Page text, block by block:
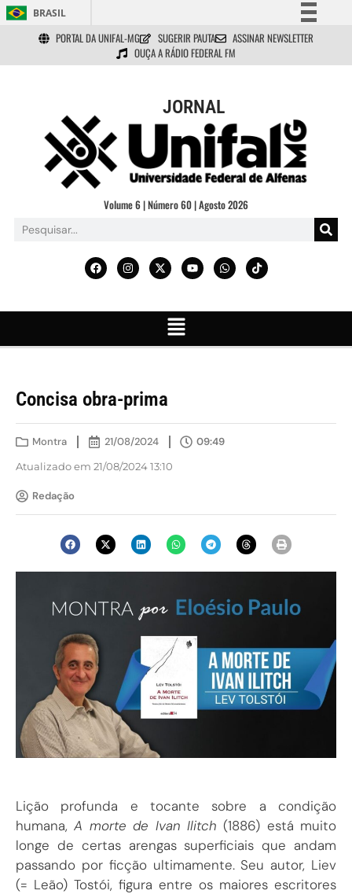
BRASIL
Simplifique!
Comunica BR
Acesso à informação
Legislação
Canais
PORTAL DA UNIFAL-MG SUGERIR PAUTA
ASSINAR NEWSLETTER
OUÇA A RÁDIO FEDERAL FM
JORNAL
Volume 6 | Número 60 | Agosto 2026
Concisa obra-prima
Montra 21/08/2024 09:49
Atualizado em 21/08/2024 13:10
Redação
Lição profunda e tocante sobre a condição
humana,A morte de Ivan Ilitch(1886) está muito
longe de certas arengas superficiais que andam
passando por ficção ultimamente. Seu autor, Liev
(= Leão) Tostói, figura entre os maiores escritores